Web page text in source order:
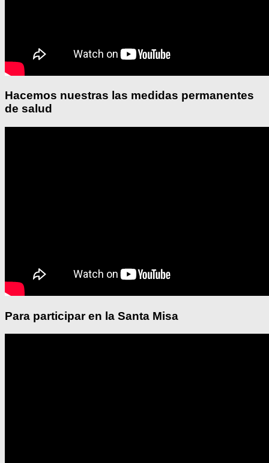
Hacemos nuestras las medidas permanentes
de salud
Para participar en la Santa Misa